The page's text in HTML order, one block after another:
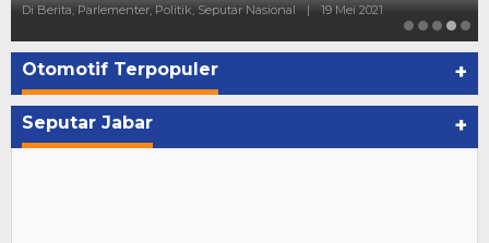
Di Berita, Parlementer, Politik, Seputar Nasional | 19 Mei 2021
Otomotif Terpopuler +
Seputar Jabar +